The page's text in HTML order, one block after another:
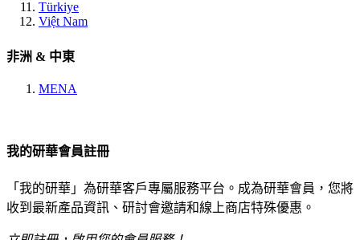
Türkiye
Việt Nam
非洲 & 中東
MENA
我的研華會員註冊
「我的研華」為研華客戶專屬服務平台。成為研華會員，您將
收到最新產品資訊、研討會邀請和線上商店特殊優惠。